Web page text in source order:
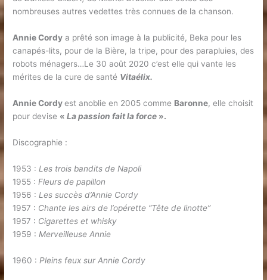
nombreuses autres vedettes très connues de la chanson.
Annie Cordy a prêté son image à la publicité, Beka pour les
canapés-lits, pour de la Bière, la tripe, pour des parapluies, des
robots ménagers…Le 30 août 2020 c’est elle qui vante les
mérites de la cure de santé Vitaélix.
Annie Cordyest anoblie en 2005 comme Baronne, elle choisit
pour devise «La passion fait la force ».
Discographie :
1953 : Les trois bandits de Napoli
1955 : Fleurs de papillon
1956 : Les succès d’Annie Cordy
1957 : Chante les airs de l’opérette “Tête de linotte”
1957 : Cigarettes et whisky
1959 : Merveilleuse Annie
1960 : Pleins feux sur Annie Cordy